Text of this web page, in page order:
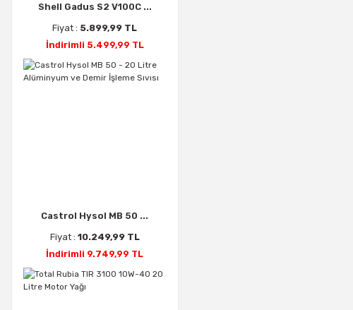
Shell Gadus S2 V100C ...
Fiyat : 5.899,99 TL
İndirimli 5.499,99 TL
Castrol Hysol MB 50 ...
Fiyat : 10.249,99 TL
İndirimli 9.749,99 TL